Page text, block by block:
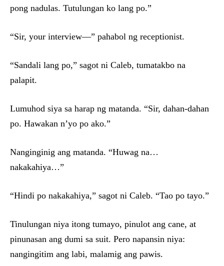
pong nadulas. Tutulungan ko lang po.”
“Sir, your interview—” pahabol ng receptionist.
“Sandali lang po,” sagot ni Caleb, tumatakbo na
palapit.
Lumuhod siya sa harap ng matanda. “Sir, dahan-dahan
po. Hawakan n’yo po ako.”
Nanginginig ang matanda. “Huwag na…
nakakahiya…”
“Hindi po nakakahiya,” sagot ni Caleb. “Tao po tayo.”
Tinulungan niya itong tumayo, pinulot ang cane, at
pinunasan ang dumi sa suit. Pero napansin niya:
nangingitim ang labi, malamig ang pawis.